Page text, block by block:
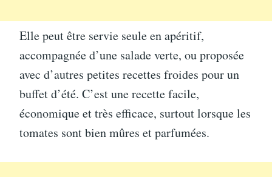
Elle peut être servie seule en apéritif,
accompagnée d’une salade verte, ou proposée
avec d’autres petites recettes froides pour un
buffet d’été. C’est une recette facile,
économique et très efficace, surtout lorsque les
tomates sont bien mûres et parfumées.